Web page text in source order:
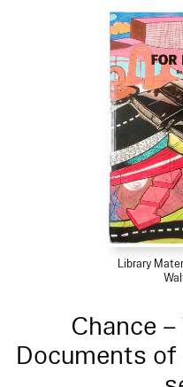
Library
Chance
Documents